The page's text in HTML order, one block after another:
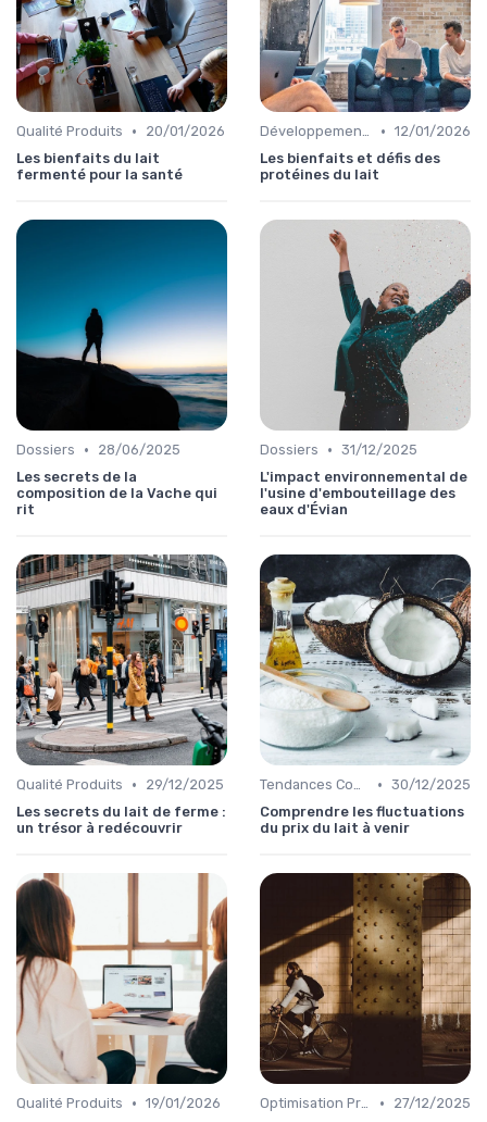
Qualité Produits •
20/01/2026
Les bienfaits du lait
fermenté pour la santé
Développement Durable • 12/01/2026
Les bienfaits et défis des
protéines du lait
Dossiers •
28/06/2025
Les secrets de la
composition de la Vache qui
rit
Dossiers • 31/12/2025
L'impact environnemental de
l'usine d'embouteillage des
eaux d'Évian
Qualité Produits •
29/12/2025
Les secrets du lait de ferme :
un trésor à redécouvrir
Tendances Consommation • 30/12/2025
Comprendre les fluctuations
du prix du lait à venir
Qualité Produits • 19/01/2026
Optimisation Production •
27/12/2025